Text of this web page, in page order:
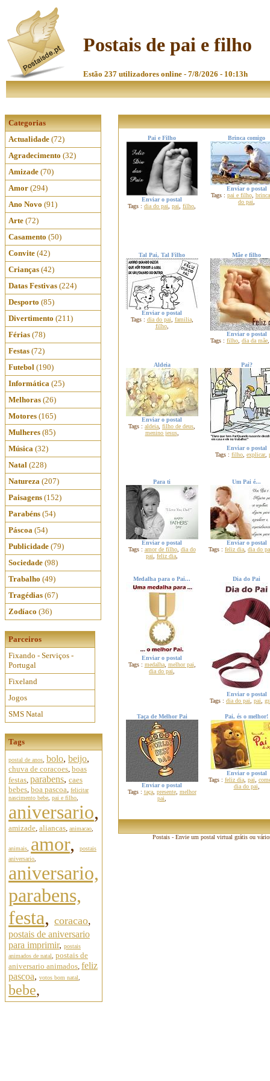
Postais de pai e filho
Estão 237 utilizadores online - 7/8/2026 - 10:13h
Categorias
Actualidade (72)
Agradecimento (32)
Amizade (70)
Amor (294)
Ano Novo (91)
Arte (72)
Casamento (50)
Convite (42)
Crianças (42)
Datas Festivas (224)
Desporto (85)
Divertimento (211)
Férias (78)
Festas (72)
Futebol (190)
Informática (25)
Melhoras (26)
Motores (165)
Mulheres (85)
Música (32)
Natal (228)
Natureza (207)
Paisagens (152)
Parabéns (54)
Páscoa (54)
Publicidade (79)
Sociedade (98)
Trabalho (49)
Tragédias (67)
Zodíaco (36)
Parceiros
Fixando - Serviços -
Portugal
Fixeland
Jogos
SMS Natal
Tags
postal de anos bolo, beijo,
chuva de coracoes, boas
festas, parabens, caes
bebes, boa pascoa, felicitar
nascimento bebe pai e filho
aniversario,
amizade, aliancas, animacao
animais amor,
postais
aniversario
aniversario,
parabens,
festa, coracao,
postais de aniversario
para imprimir, postais
animados de natal
postais de
aniversario animados, feliz
pascoa, votos bom natal
bebe,
Pai e Filho
Enviar o postal
Tags : dia do pai pai filho
Brinca comigo
Enviar o postal
Tags : pai e filho,
do pai
Tal Pai, Tal Filho
Enviar o postal
Tags : dia do pai familia,
filho,
Mãe e filho
Enviar o postal
Tags : filho dia da mãe
Aldeia
Enviar o postal
Tags : aldeia filho de deus
menino jesus,
Pai?
Enviar o postal
Tags : filho explicar,
Para ti
Enviar o postal
Tags : amor de filho, dia do
pai
feliz dia
Um Pai é...
Enviar o postal
Tags : feliz dia dia do
Medalha para o Pai...
Enviar o postal
Tags : medalha, melhor pai
dia do pai
Dia do Pai
Enviar o postal
Tags : dia do pai pai
Taça de Melhor Pai
Enviar o postal
Tags : taça, presente, melhor
pai
Pai, és o melhor!
Enviar o postal
Tags : feliz dia, pai
dia do pai
Postais - Envie um postal virtual grátis ou